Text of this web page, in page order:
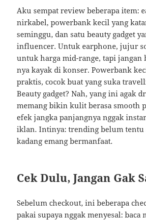
Aku sempat review beberapa item:
nirkabel, powerbank kecil yang
seminggu, dan satu beauty gadget
influencer. Untuk earphone, jujur
untuk harga mid-range, tapi jangan
nya kayak di konser. Powerbank
praktis, cocok buat yang suka
Beauty gadget? Nah, yang ini agak
memang bikin kulit berasa smooth
efek jangka panjangnya nggak
iklan. Intinya: trending belum tentu
kadang emang bermanfaat.
Cek Dulu, Jangan Gak
Sebelum checkout, ini beberapa
pakai supaya nggak menyesal: baca